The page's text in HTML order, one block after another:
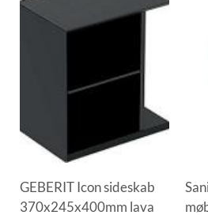
GEBERIT Icon sideskab
370x245x400mm lava